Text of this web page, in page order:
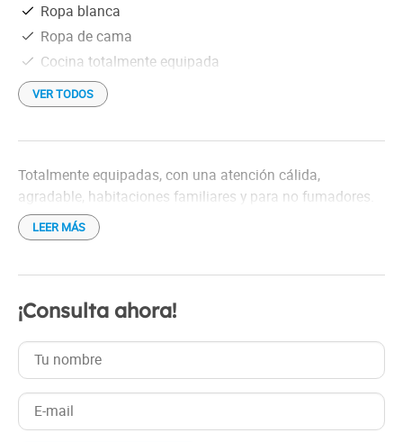
Ropa blanca
Ropa de cama
Cocina totalmente equipada
VER TODOS
Totalmente equipadas, con una atención cálida,
agradable, habitaciones familiares y para no fumadores.
LEER MÁS
¡Consulta ahora!